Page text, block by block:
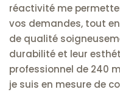
réactivité me
vos demandes, tout
de qualité
durabilité et leur
professionnel de 240
je suis en mesure de